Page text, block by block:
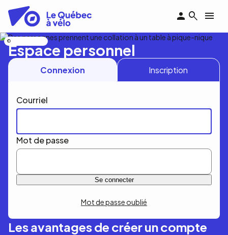
contenu
principal
Espace personnel
Connexion Inscription
Courriel
Mot de passe
Mot de passe oublié
Les avantages de créer un compte